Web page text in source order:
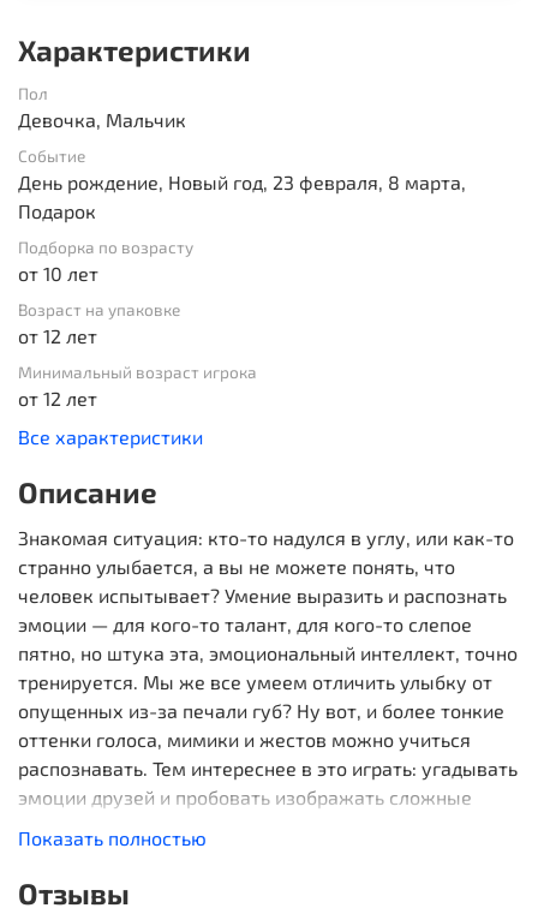
Характеристики
Пол
Девочка, Мальчик
Событие
День рождение, Новый год, 23 февраля, 8 марта,
Подарок
Подборка по возрасту
от 10 лет
Возраст на упаковке
от 12 лет
Минимальный возраст игрока
от 12 лет
Все характеристики
Описание
Знакомая ситуация: кто-то надулся в углу, или как-то
странно улыбается, а вы не можете понять, что
человек испытывает? Умение выразить и распознать
эмоции — для кого-то талант, для кого-то слепое
пятно, но штука эта, эмоциональный интеллект, точно
тренируется. Мы же все умеем отличить улыбку от
опущенных из-за печали губ? Ну вот, и более тонкие
оттенки голоса, мимики и жестов можно учиться
распознавать. Тем интереснее в это играть: угадывать
эмоции друзей и пробовать изображать сложные
Так вот, у каждого игрока есть набор карт с эмоциями
и фишек. Чтобы игрок сделал ход, тот, кто сидит
Показать полностью
Отзывы